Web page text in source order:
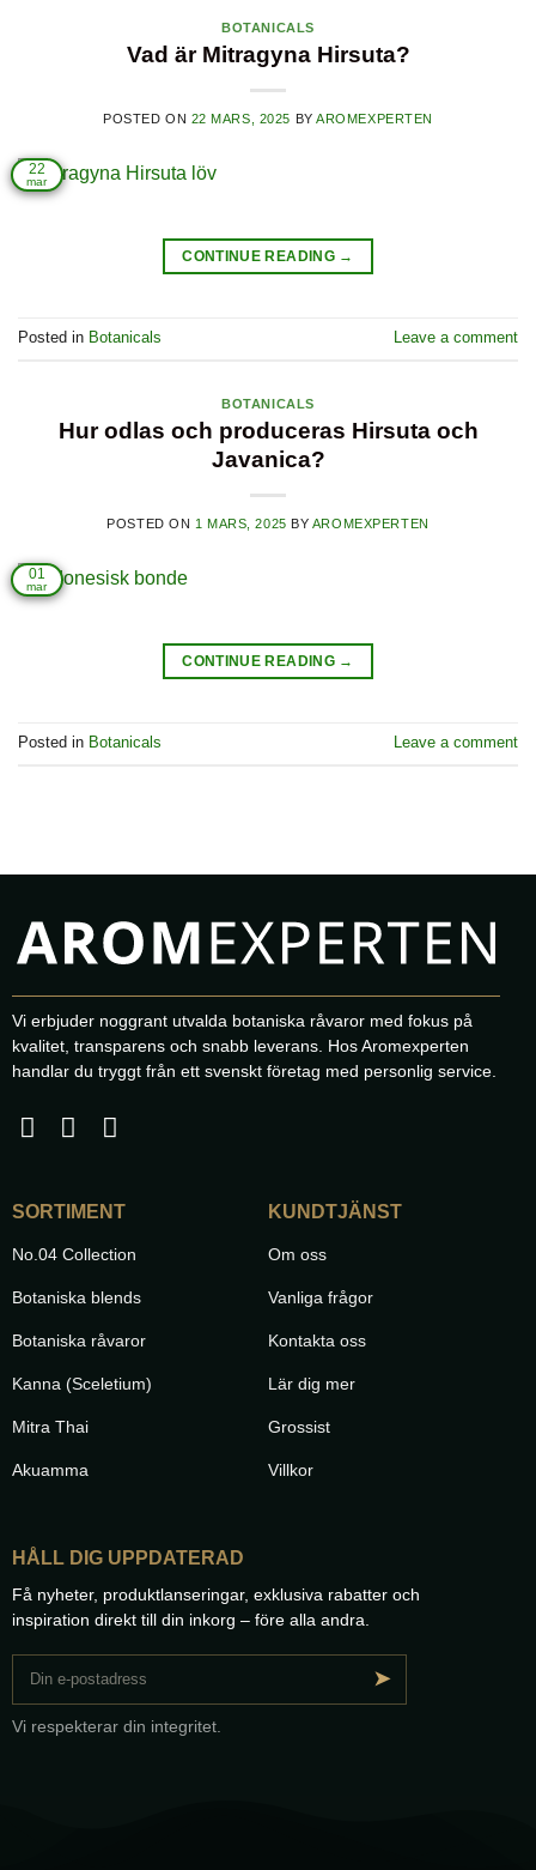
BOTANICALS
Vad är Mitragyna Hirsuta?
POSTED ON 22 MARS, 2025 BYAROMEXPERTEN
22
mar
CONTINUE READING →
Posted in Botanicals Leave a comment
BOTANICALS
Hur odlas och produceras Hirsuta och
Javanica?
POSTED ON 1 MARS, 2025 BY AROMEXPERTEN
01
mar
CONTINUE READING →
Posted in Botanicals Leave a comment
Vi erbjuder noggrant utvalda botaniska råvaror med fokus på
kvalitet, transparens och snabb leverans. Hos Aromexperten
handlar du tryggt från ett svenskt företag med personlig service.
SORTIMENT
No.04 Collection
Botaniska blends
Botaniska råvaror
Kanna (Sceletium)
Mitra Thai
Akuamma
KUNDTJÄNST
Om oss
Vanliga frågor
Kontakta oss
Lär dig mer
Grossist
Villkor
HÅLL DIG UPPDATERAD
Få nyheter, produktlanseringar, exklusiva rabatter och
inspiration direkt till din inkorg – före alla andra.
➤
Vi respekterar din integritet.